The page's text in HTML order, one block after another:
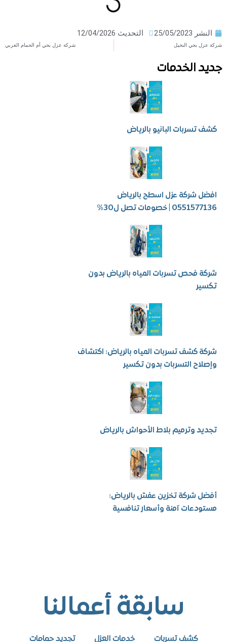
25/05/2023 التحديث 12/04/2026
النخيل شركة عزل بحي أم الحمام الغربي
الخدمات
البانيو بالرياض
شركة عزل اسطح بالرياض
| خصومات تصل ل30%
فحص تسربات المياه بالرياض بدون
كشف تسربات المياه بالرياض: اكتشاف
التسربات بدون تكسير
وترميم بلاط الأحواش بالرياض
شركة تخزين عفش بالرياض:
آمنة وأسعار تنافسية
سابقة أعمالنا
كشف تسربات خدمات العزل تجديد حمامات